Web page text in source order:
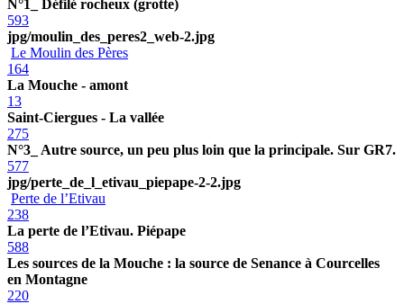
N°1_ Défilé rocheux (grotte)
593
jpg/moulin_des_peres2_web-2.jpg
Le Moulin des Pères
164
La Mouche - amont
13
Saint-Ciergues - La vallée
275
N°3_ Autre source, un peu plus loin que la principale. Sur GR7.
577
jpg/perte_de_l_etivau_piepape-2-2.jpg
Perte de l’Etivau
238
La perte de l’Etivau. Piépape
588
Les sources de la Mouche : la source de Senance à Courcelles
en Montagne
220